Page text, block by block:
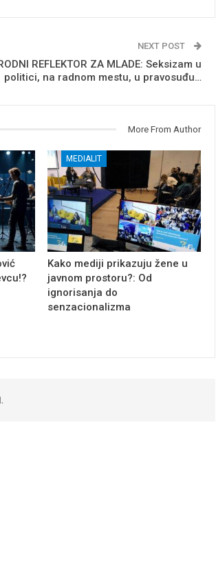
NEXT POST
REFLEKTOR ZA MLADE: Seksizam u
politici, na radnom mestu, u pravosuđu…
More From Author
MEDIALIT
Kako mediji prikazuju žene u
javnom prostoru?: Od
ignorisanja do
senzacionalizma